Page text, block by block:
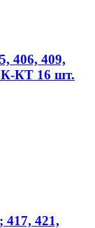
406, 409,
К-КТ 16 шт.
417, 421,